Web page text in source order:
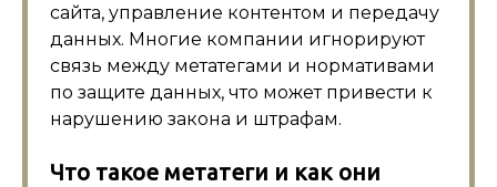
сайта, управление контентом и передачу
данных. Многие компании игнорируют
связь между метатегами и нормативами
по защите данных, что может привести к
нарушению закона и штрафам.
Что такое метатеги и как они